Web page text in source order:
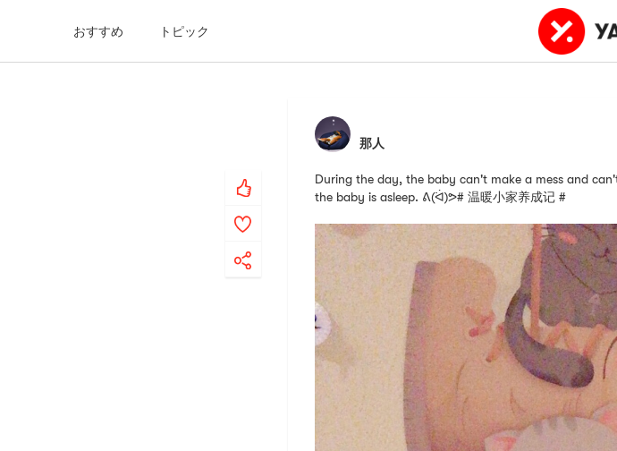
おすすめ トピック
那人
During the day, the baby can't make a mess and
the baby is asleep. ᕕ(ᐛ)ᕗ# 温暖小家养成记 #